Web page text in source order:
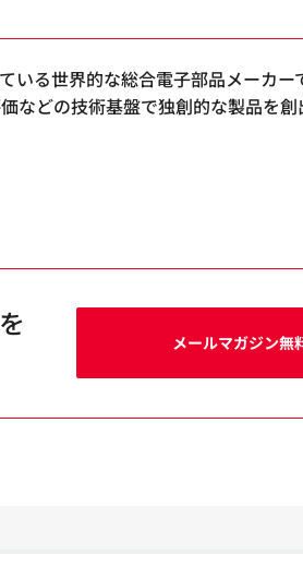
る世界的な総合電子部品メーカ
どの技術基盤で独創的な製品を
メールマガジン無